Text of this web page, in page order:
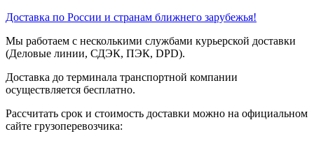
Доставка по России и странам ближнего зарубежья!
Мы работаем с несколькими службами курьерской доставки
(Деловые линии, СДЭК, ПЭК, DPD).
Доставка до терминала транспортной компании
осуществляется бесплатно.
Рассчитать срок и стоимость доставки можно на официальном
сайте грузоперевозчика: